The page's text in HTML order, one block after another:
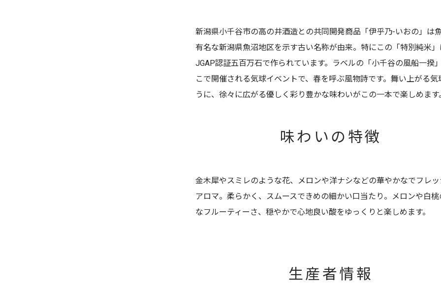
新潟県小千谷市の高の井酒造との共同開発商品「伊乎乃-いおの」は
有名な新潟県魚沼地区を示す古い名称が由来。特にこの「特別純米
JGAP認証五百万石で作られています。ラベルの「小千谷の風船一揆
こで開催される気球イベントで、春を呼ぶ風物詩です。舞い上がる気
うに、徐々に広がる優しく彩り豊かな味わいがこの一本で楽しめます。
味わいの特徴
金木犀やスミレのような花、メロンや洋ナシなどの華やかなでフレ
アロマ。柔らかく、スムースできめの細かい口当たり。メロンや白桃
なフルーティーさ、穏やかで心地良い酸をゆっくりと楽しめます。
生産者情報